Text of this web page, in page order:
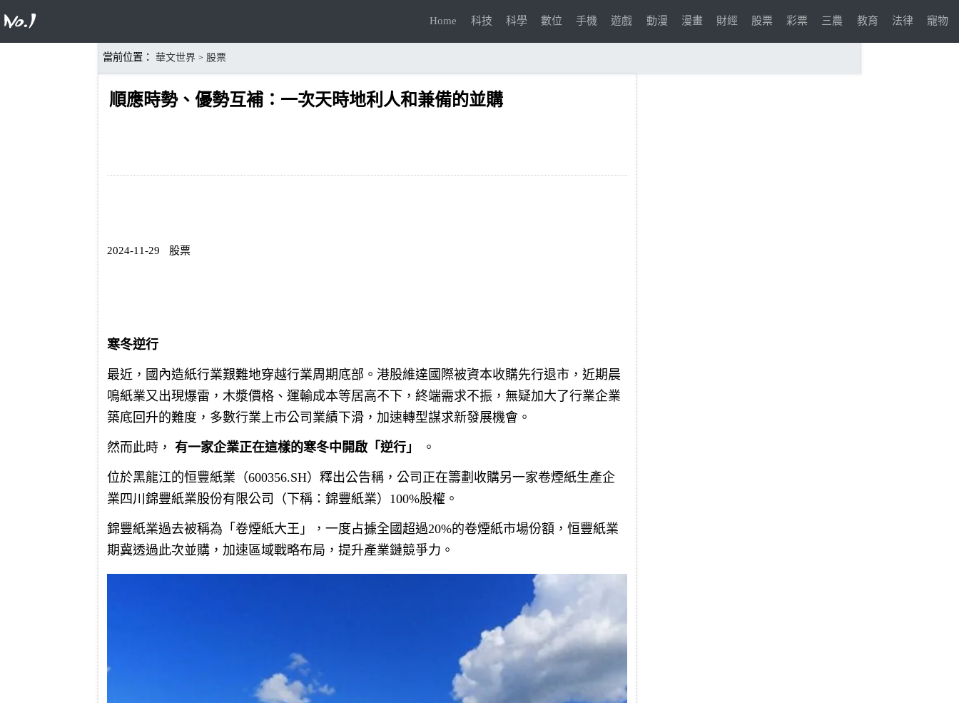
Home 科技 科學 數位 手機 遊戲 動漫 漫畫 財經 股票 彩票 三農 教育 法律 寵物
當前位置： 華文世界 > 股票
順應時勢、優勢互補：一次天時地利人和兼備的並購
2024-11-29 股票
寒冬逆行
最近，國內造紙行業艱難地穿越行業周期底部。港股維達國際被資本收購先行退市，近期晨
鳴紙業又出現爆雷，木漿價格、運輸成本等居高不下，終端需求不振，無疑加大了行業企業
築底回升的難度，多數行業上市公司業績下滑，加速轉型謀求新發展機會。
然而此時， 有一家企業正在這樣的寒冬中開啟「逆行」 。
位於黑龍江的恒豐紙業（600356.SH）釋出公告稱，公司正在籌劃收購另一家卷煙紙生產企
業四川錦豐紙業股份有限公司（下稱：錦豐紙業）100%股權。
錦豐紙業過去被稱為「卷煙紙大王」，一度占據全國超過20%的卷煙紙市場份額，恒豐紙業
期冀透過此次並購，加速區域戰略布局，提升產業鏈競爭力。